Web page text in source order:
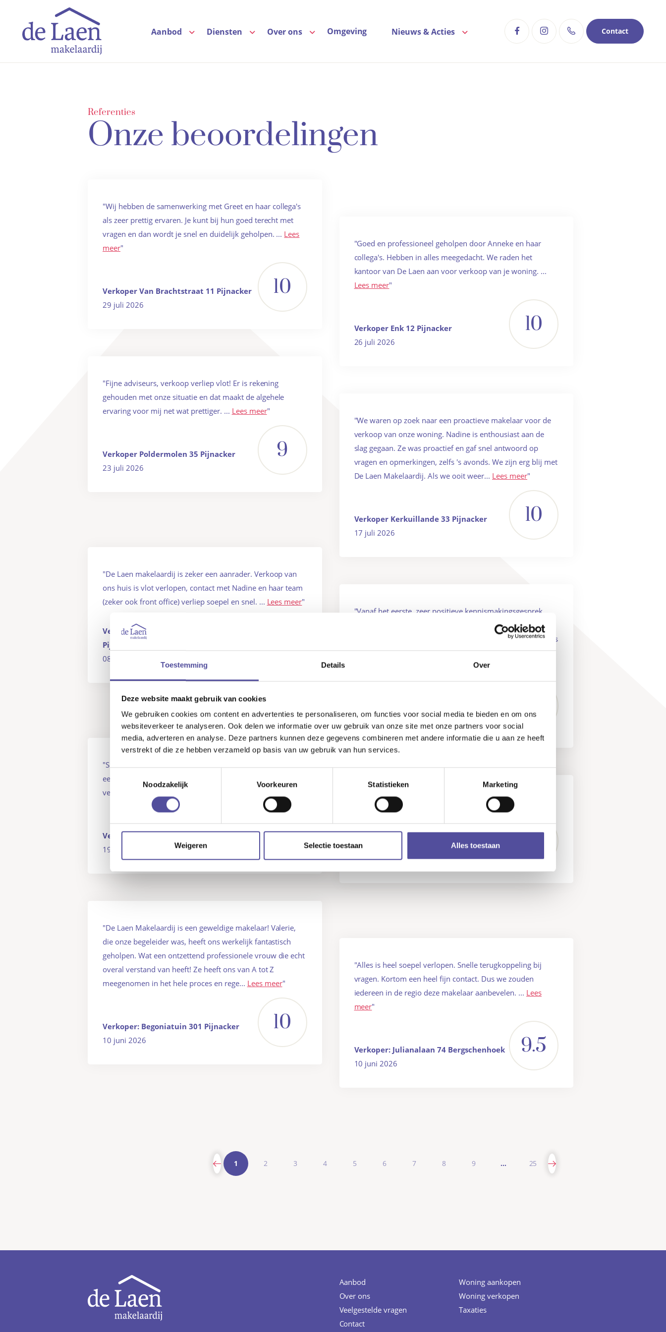
Toestemming Details Over
Deze website maakt gebruik van cookies
We gebruiken cookies om content en advertenties te personaliseren, om functies voor social media te bieden en om ons
websiteverkeer te analyseren. Ook delen we informatie over uw gebruik van onze site met onze partners voor social
media, adverteren en analyse. Deze partners kunnen deze gegevens combineren met andere informatie die u aan ze heeft
verstrekt of die ze hebben verzameld op basis van uw gebruik van hun services.
Noodzakelijk
Voorkeuren Statistieken Marketing
Weigeren Selectie toestaan Alles toestaan
Aanbod Diensten Over ons Omgeving Nieuws & Acties Contact
Referenties
Onze beoordelingen
"Wij hebben de samenwerking met Greet en haar collega's
als zeer prettig ervaren. Je kunt bij hun goed terecht met
vragen en dan wordt je snel en duidelijk geholpen. ... Lees
meer"
Verkoper Van Brachtstraat 11 Pijnacker
29 juli 2026
10
"Goed en professioneel geholpen door Anneke en haar
collega's. Hebben in alles meegedacht. We raden het
kantoor van De Laen aan voor verkoop van je woning. ...
Lees meer"
Verkoper Enk 12 Pijnacker
26 juli 2026
10
"Fijne adviseurs, verkoop verliep vlot! Er is rekening
gehouden met onze situatie en dat maakt de algehele
ervaring voor mij net wat prettiger. ... Lees meer"
Verkoper Poldermolen 35 Pijnacker
23 juli 2026
9
"We waren op zoek naar een proactieve makelaar voor de
verkoop van onze woning. Nadine is enthousiast aan de
slag gegaan. Ze was proactief en gaf snel antwoord op
vragen en opmerkingen, zelfs 's avonds. We zijn erg blij met
De Laen Makelaardij. Als we ooit weer... Lees meer"
Verkoper Kerkuillande 33 Pijnacker
17 juli 2026
10
"De Laen makelaardij is zeker een aanrader. Verkoop van
ons huis is vlot verlopen, contact met Nadine en haar team
(zeker ook front office) verliep soepel en snel. ... Lees meer"
Verkoper Veldleeuweriklande 5
Pijnacker
08 juli 2026
"Vanaf het eerste, zeer positieve kennismakingsgesprek
direct het volste vertrouwen in dit makelaarskantoor. Dit is
een topteam dat perfect op elkaar is ingespeeld. Veel kennis
van zaken en een fijne no-nonsense mentaliteit. Er wordt
Lees meer"
Verkoper Hofzicht 8 Pijnacker
08 juli 2026
"Super geregeld en vooral ook snel Deze makelaar is echt
een aanrader hoor Al meerdere huizen voor ons gekocht en
verkocht ...
Verkoper: Emmapark 177
19 juni 2026
10
"Perfect! ... Lees meer
Verkoper Goudenregensingel 25
Pijnacker
17 juni 2026
10
"De Laen Makelaardij is een geweldige makelaar! Valerie,
die onze begeleider was, heeft ons werkelijk fantastisch
geholpen. Wat een ontzettend professionele vrouw die echt
overal verstand van heeft! Ze heeft ons van A tot Z
meegenomen in het hele proces en rege... Lees meer"
Verkoper: Begoniatuin 301 Pijnacker
10 juni 2026
10
"Alles is heel soepel verlopen. Snelle terugkoppeling bij
vragen. Kortom een heel fijn contact. Dus we zouden
iedereen in de regio deze makelaar aanbevelen. ... Lees
meer"
Verkoper: Julianalaan 74 Bergschenhoek
10 juni 2026
9.5
1 2 3 4 5 6 7 8 9 … 25
Woning aankopen
Woning verkopen
Taxaties
Aanbod
Over ons
Veelgestelde vragen
Contact